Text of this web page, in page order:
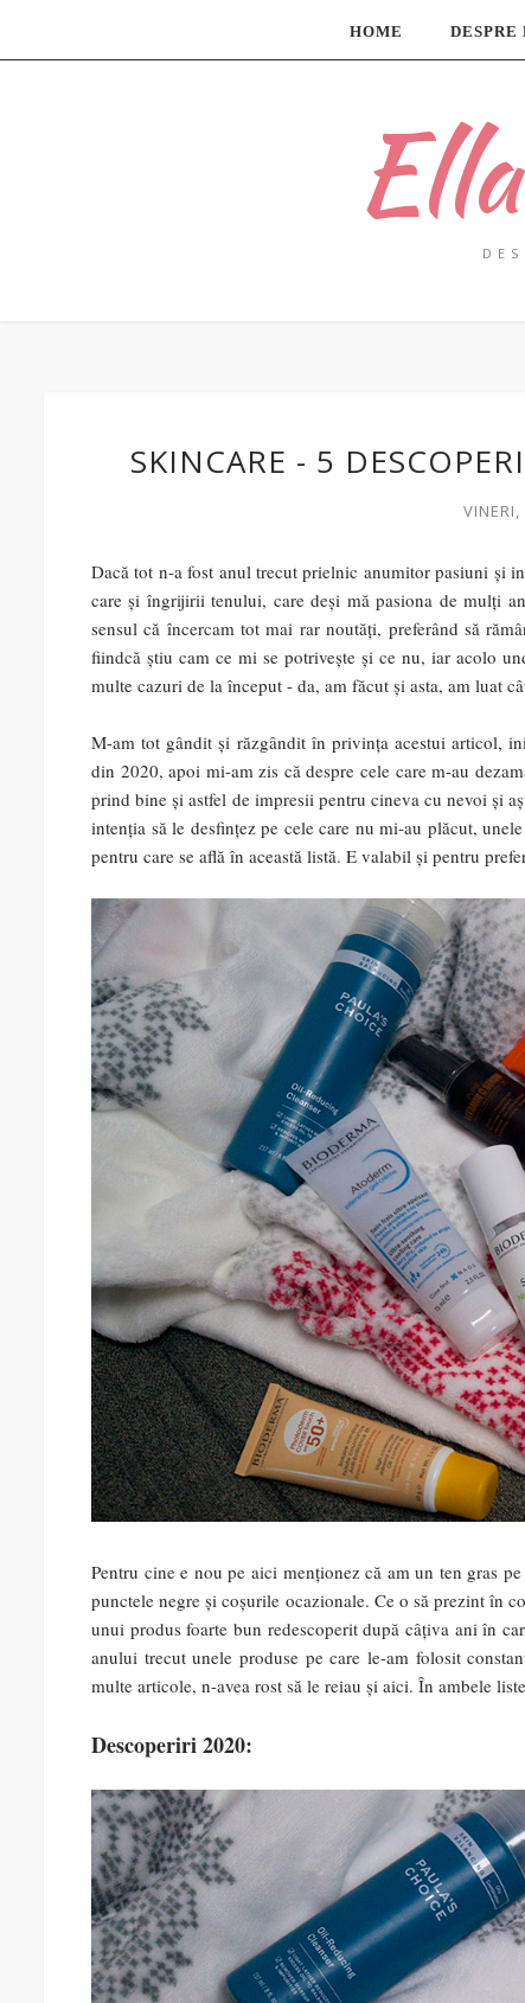
HOME DESPRE
SKINCARE - 5
Dacă tot n-a fost anul trecut prielnic anumitor pasiuni și
care și îngrijirii tenului, care deși mă pasiona de mulți
sensul că încercam tot mai rar noutăți, preferând să
fiindcă știu cam ce mi se potrivește și ce nu, iar acolo
multe cazuri de la început - da, am făcut și asta, am luat
M-am tot gândit și răzgândit în privința acestui articol,
din 2020, apoi mi-am zis că despre cele care m-au
prind bine și astfel de impresii pentru cineva cu nevoi și
intenția să le desfințez pe cele care nu mi-au plăcut,
pentru care se află în această listă. E valabil și pentru
Pentru cine e nou pe aici menționez că am un ten gras
punctele negre și coșurile ocazionale. Ce o să prezint în
unui produs foarte bun redescoperit după câțiva ani în
anului trecut unele produse pe care le-am folosit
multe articole, n-avea rost să le reiau și aici. În ambele
Descoperiri 2020: